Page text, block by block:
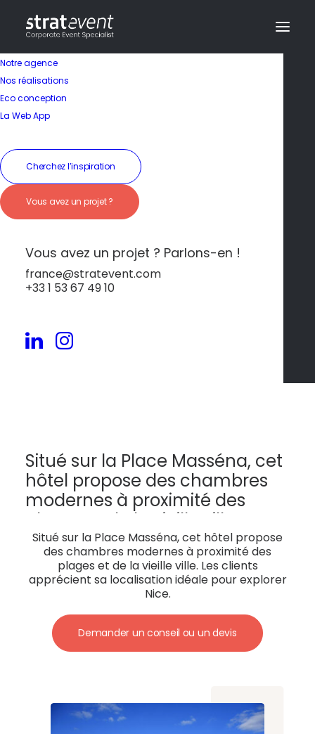
Notre agence
Nos réalisations
Eco conception
La Web App
Cherchez l’inspiration
Vous avez un projet ?
Vous avez un projet ? Parlons-en !
france@stratevent.com
+33 1 53 67 49 10
Élégance niçoise sur
la Place Masséna
Situé sur la Place Masséna, cet
hôtel propose des chambres
modernes à proximité des
plages et de la vieille ville. Les
clients apprécient sa
localisation idéale pour
explorer Nice.
Situé sur la Place Masséna, cet hôtel propose
des chambres modernes à proximité des
plages et de la vieille ville. Les clients
apprécient sa localisation idéale pour explorer
Nice.
Demander un conseil ou un devis